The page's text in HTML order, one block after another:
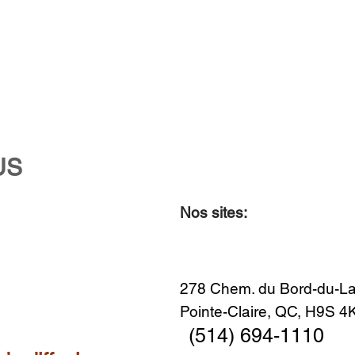
Aperçu rapide
Premier Hiver
Aperçu rapide
Centre-ville no. 18
Aperçu rapide
Sans titre
Aperçu rapide
Diner en famille no. 2
Nos sites:
278 Chem. du Bord-du-
Pointe-Claire, QC, H9S
(514) 694-1110